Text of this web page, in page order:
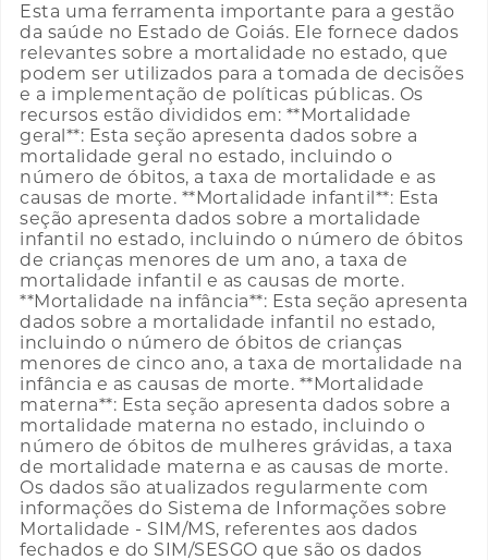
Esta uma ferramenta importante para a gestão
da saúde no Estado de Goiás. Ele fornece dados
relevantes sobre a mortalidade no estado, que
podem ser utilizados para a tomada de decisões
e a implementação de políticas públicas. Os
recursos estão divididos em: **Mortalidade
geral**: Esta seção apresenta dados sobre a
mortalidade geral no estado, incluindo o
número de óbitos, a taxa de mortalidade e as
causas de morte. **Mortalidade infantil**: Esta
seção apresenta dados sobre a mortalidade
infantil no estado, incluindo o número de óbitos
de crianças menores de um ano, a taxa de
mortalidade infantil e as causas de morte.
**Mortalidade na infância**: Esta seção apresenta
dados sobre a mortalidade infantil no estado,
incluindo o número de óbitos de crianças
menores de cinco ano, a taxa de mortalidade na
infância e as causas de morte. **Mortalidade
materna**: Esta seção apresenta dados sobre a
mortalidade materna no estado, incluindo o
número de óbitos de mulheres grávidas, a taxa
de mortalidade materna e as causas de morte.
Os dados são atualizados regularmente com
informações do Sistema de Informações sobre
Mortalidade - SIM/MS, referentes aos dados
fechados e do SIM/SESGO que são os dados